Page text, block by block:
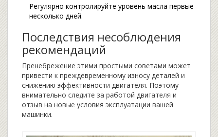
Регулярно контролируйте уровень масла первые
несколько дней.
Последствия несоблюдения
рекомендаций
Пренебрежение этими простыми советами может
привести к преждевременному износу деталей и
снижению эффективности двигателя. Поэтому
внимательно следите за работой двигателя и
отзыв на новые условия эксплуатации вашей
машинки.